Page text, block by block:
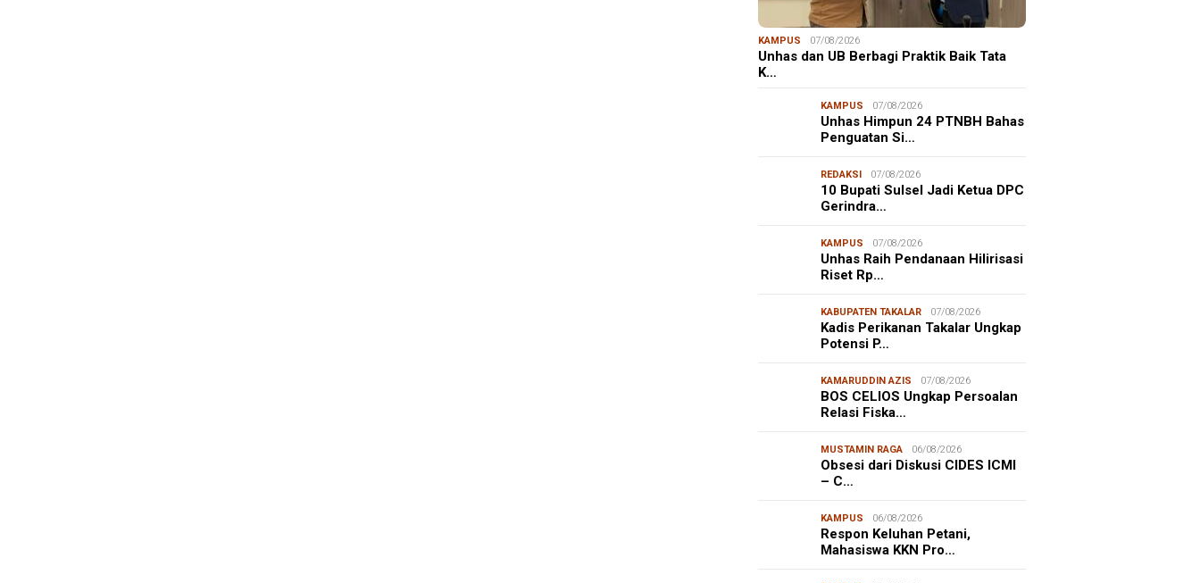
KAMPUS 07/08/2026
Unhas dan UB Berbagi Praktik Baik Tata
K…
KAMPUS 07/08/2026
Unhas Himpun 24 PTNBH Bahas
Penguatan Si…
REDAKSI 07/08/2026
10 Bupati Sulsel Jadi Ketua DPC
Gerindra…
KAMPUS 07/08/2026
Unhas Raih Pendanaan Hilirisasi
Riset Rp…
KABUPATEN TAKALAR 07/08/2026
Kadis Perikanan Takalar Ungkap
Potensi P…
KAMARUDDIN AZIS 07/08/2026
BOS CELIOS Ungkap Persoalan
Relasi Fiska…
MUSTAMIN RAGA 06/08/2026
Obsesi dari Diskusi CIDES ICMI
– C…
KAMPUS 06/08/2026
Respon Keluhan Petani,
Mahasiswa KKN Pro…